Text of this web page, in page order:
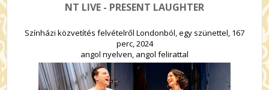
NT LIVE - PRESENT LAUGHTER
Színházi közvetítés felvételről Londonból, egy szünettel, 167
perc, 2024
angol nyelven, angol felirattal